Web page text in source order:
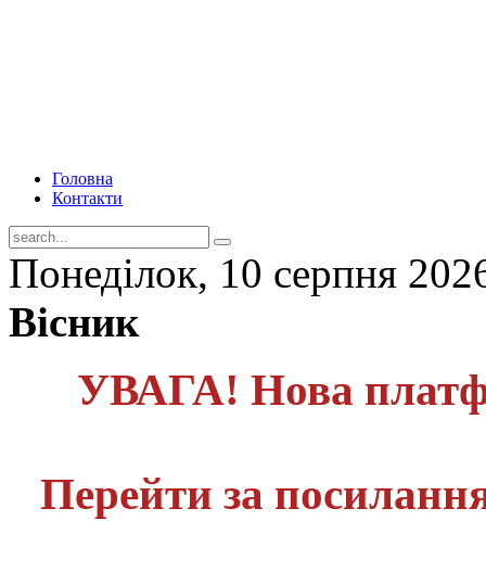
Головна
Контакти
Понеділок, 10 серпня
Вісник
УВАГА! Нова
Перейти за